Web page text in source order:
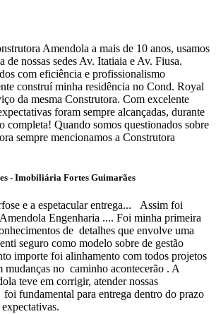
Amendola a mais de 10 anos, usamos
de nossas sedes Av. Itatiaia e Av. Fiusa.
com eficiência e profissionalismo
construí minha residência no Cond. Royal
da mesma Construtora. Com excelente
foram sempre alcançadas, durante
completa! Quando somos questionados sobre
sempre mencionamos a Construtora
- Imobiliária Fortes Guimarães
e a espetacular entrega... Assim foi
Engenharia .... Foi minha primeira
de detalhes que envolve uma
seguro como modelo sobre de gestão
importe foi alinhamento com todos projetos
mudanças no caminho acontecerão . A
teve em corrigir, atender nossas
fundamental para entrega dentro do prazo